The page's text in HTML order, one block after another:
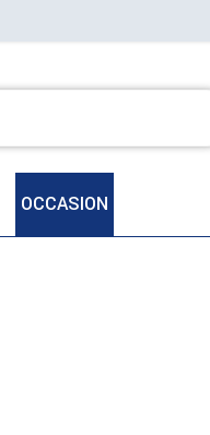
OCCASION